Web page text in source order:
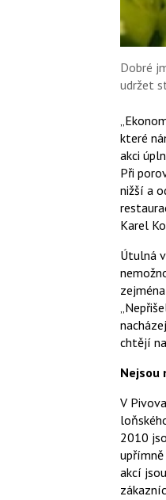
Dobré
udržet
které
akci
Při
nižší a
Karel
Útulná
chtějí
Nejsou
V
2010
akcí